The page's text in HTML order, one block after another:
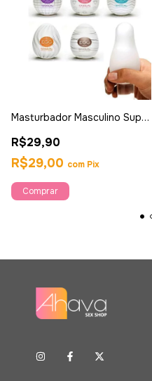
Masturbador Masculino Super
R$29,90
R$29,00 com Pix
Comprar